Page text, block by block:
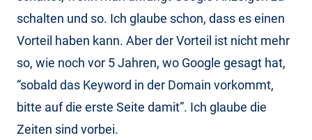
schalten und so. Ich glaube schon, dass es einen
Vorteil haben kann. Aber der Vorteil ist nicht mehr
so, wie noch vor 5 Jahren, wo Google gesagt hat,
“sobald das Keyword in der Domain vorkommt,
bitte auf die erste Seite damit”. Ich glaube die
Zeiten sind vorbei.